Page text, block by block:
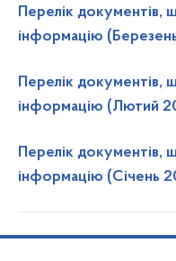
Перелiк документів,
інформацію
Перелiк документів,
інформацію (Лютий
Перелiк документів,
інформацію (Січень